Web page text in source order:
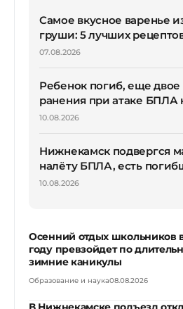
Самое вкусное варенье
груши: 5 лучших
07.08.2026
Ребенок погиб, еще
ранения при атаке БПЛА
10.08.2026
Нижнекамск подвергся
налёту БПЛА, есть
10.08.2026
Осенний отдых школьников
году превзойдет по
зимние каникулы
Образование и наука08.08.2026